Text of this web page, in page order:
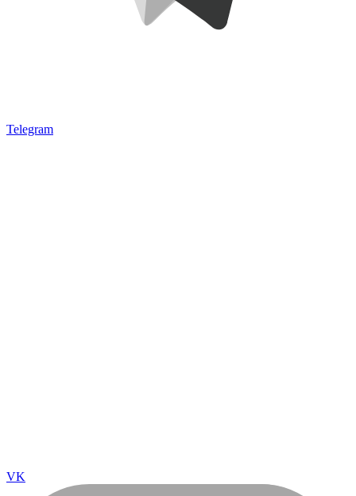
Telegram
VK